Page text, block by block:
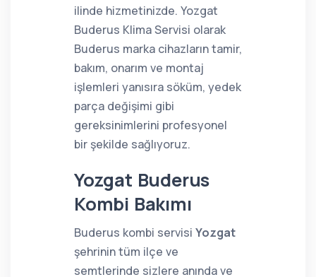
ilinde hizmetinizde. Yozgat
Buderus Klima Servisi olarak
Buderus marka cihazların tamir,
bakım, onarım ve montaj
işlemleri yanısıra söküm, yedek
parça değişimi gibi
gereksinimlerini profesyonel
bir şekilde sağlıyoruz.
Yozgat Buderus
Kombi Bakımı
Buderus kombi servisi Yozgat
şehrinin tüm ilçe ve
semtlerinde sizlere anında ve